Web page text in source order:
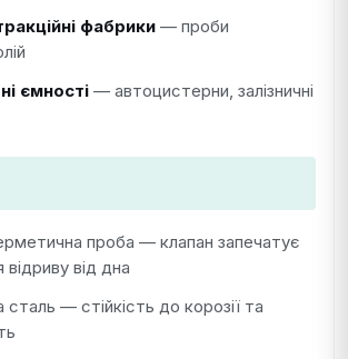
фабрики — проби
ємності — автоцистерни, залізничні
проба — клапан запечатує
відриву від дна
— стійкість до корозії та